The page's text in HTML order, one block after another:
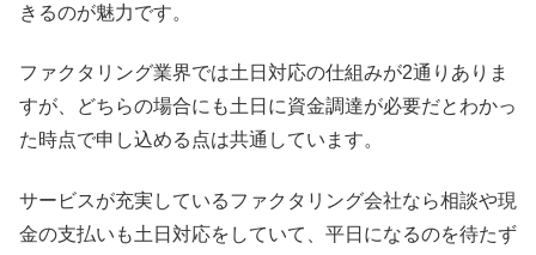
きるのが魅力です。
ファクタリング業界では土日対応の仕組みが2通りありま
すが、どちらの場合にも土日に資金調達が必要だとわかっ
た時点で申し込める点は共通しています。
サービスが充実しているファクタリング会社なら相談や現
金の支払いも土日対応をしていて、平日になるのを待たず